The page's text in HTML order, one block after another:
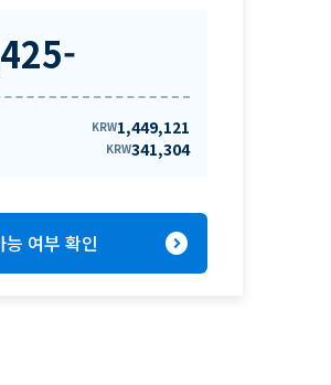
-
KRW1,449,121
KRW341,304
능 여부 확인 expand_circle_right